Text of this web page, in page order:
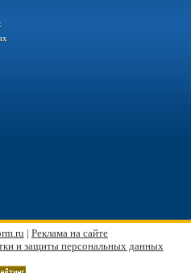
| Реклама на сайте
и защиты персональных данных